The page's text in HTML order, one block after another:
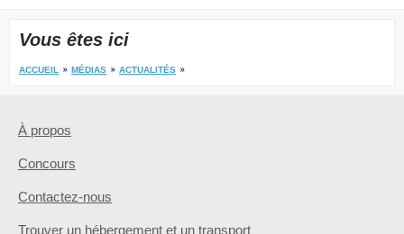
Vous êtes ici
ACCUEIL MÉDIAS ACTUALITÉS
À propos
Concours
Contactez-nous
Trouver un hébergement et un transport